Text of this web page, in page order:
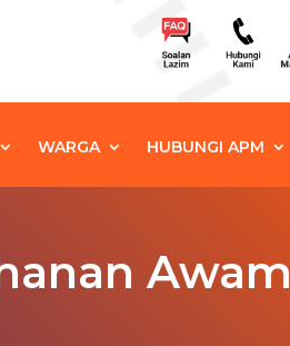
WARGA HUBUNGI APM
Awam